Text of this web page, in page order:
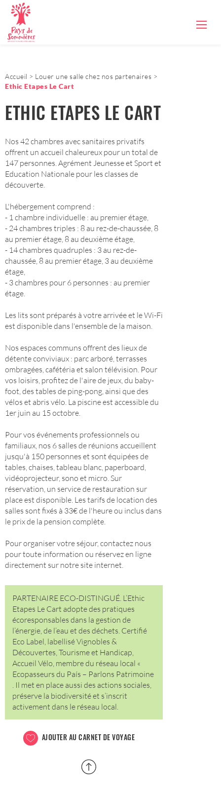
Accueil
Louer une salle chez nos partenaires
Ethic Etapes Le Cart
ETHIC ETAPES LE CART
Nos 42 chambres avec sanitaires privatifs
offrent un accueil chaleureux pour un total de
147 personnes. Agrément Jeunesse et Sport et
Education Nationale pour les classes de
découverte.
L'hébergement comprend :
- 1 chambre individuelle : au premier étage,
- 24 chambres triples : 8 au rez-de-chaussée, 8
au premier étage, 8 au deuxième étage,
- 14 chambres quadruples : 3 au rez-de-
chaussée, 8 au premier étage, 3 au deuxième
étage,
- 3 chambres pour 6 personnes : au premier
étage.
Les lits sont préparés à votre arrivée et le Wi-Fi
est disponible dans l'ensemble de la maison.
Nos espaces communs offrent des lieux de
détente conviviaux : parc arboré, terrasses
ombragées, cafétéria et salon télévision. Pour
vos loisirs, profitez de l'aire de jeux, du baby-
foot, des tables de ping-pong, ainsi que des
vélos et abris vélo. La piscine est accessible du
1er juin au 15 octobre.
Pour vos événements professionnels ou
familiaux, nos 6 salles de réunions accueillent
jusqu'à 150 personnes et sont équipées de
tables, chaises, tableau blanc, paperboard,
vidéoprojecteur, sono et micro. Sur
réservation, un service de restauration sur
place est disponible. Les tarifs de location des
salles sont fixés à 33€ de l'heure ou inclus dans
le prix de la pension complète.
Pour organiser votre séjour, contactez nous
pour toute information ou réservez en ligne
directement sur notre site internet.
PARTENAIRE ECO-DISTINGUÉ. L’Ethic
Etapes Le Cart adopte des pratiques
écoresponsables dans la gestion de
l’énergie, de l’eau et des déchets. Certifié
Eco Label, labellisé Vignobles &
Découvertes, Tourisme et Handicap,
Accueil Vélo, membre du réseau local «
Ecopasseurs du País – Parlons Patrimoine
. Il met en place aussi des actions sociales,
préserve la biodiversité et s’inscrit
activement dans le réseau local.
AJOUTER AU CARNET DE VOYAGE